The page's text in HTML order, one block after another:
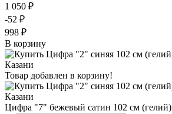
1 050 ₽
-52 ₽
998 ₽
В корзину
Товар добавлен в корзину!
Цифра "7" бежевый сатин 102 см (гелий)